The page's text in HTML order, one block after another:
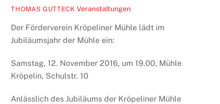
THOMAS GUTTECK Veranstaltungen
Der Förderverein Kröpeliner Mühle lädt im
Jubiläumsjahr der Mühle ein:
Samstag, 12. November 2016, um 19.00, Mühle
Kröpelin, Schulstr. 10
Anlässlich des Jubiläums der Kröpeliner Mühle